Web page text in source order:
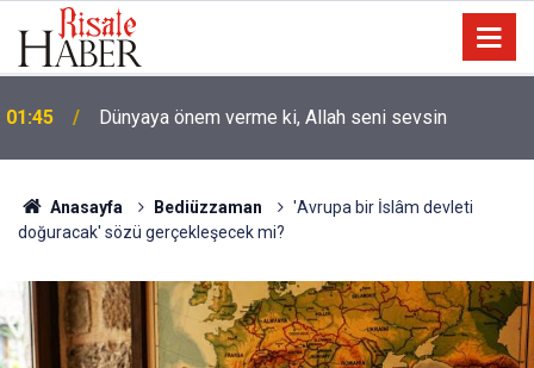
01:45 Dünyaya önem verme ki, Allah seni sevsin
Anasayfa Bediüzzaman
'Avrupa bir İslâm devleti
doğuracak' sözü gerçekleşecek mi?